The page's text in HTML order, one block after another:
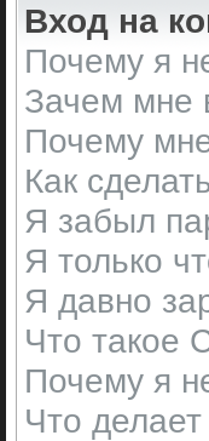
Вход на
Почему я
Зачем мне
Почему
Как
Я забыл
Я только
Я давно
Что такое
Почему я
Что